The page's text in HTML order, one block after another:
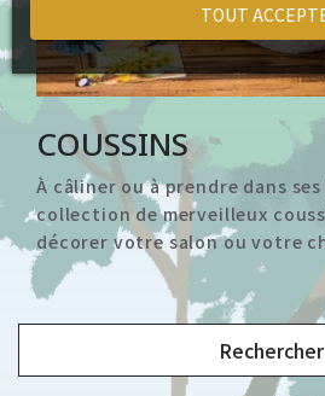
COUSSINS
À câliner ou à prendre dans
collection de merveilleux
décorer votre salon ou votre
Rechercher
TOUT